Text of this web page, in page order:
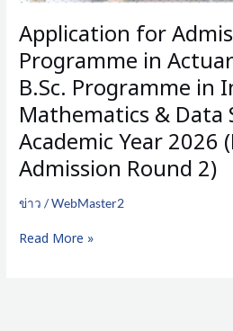
Application for
Programme in
B.Sc. Programme in
Mathematics & Data
Academic Year 2026
Admission Round 2)
ข่าว /WebMaster2
Academic
Year
2026
(Direct
Admission
Round
2)
Read More »